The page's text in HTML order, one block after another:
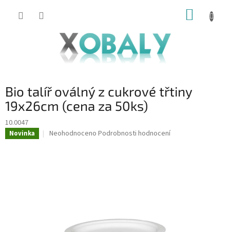
KOŠÍK
Bio talíř oválný z cukrové třtiny
19x26cm (cena za 50ks)
10.0047
Novinka
Průměrné
Neohodnoceno Podrobnosti hodnocení